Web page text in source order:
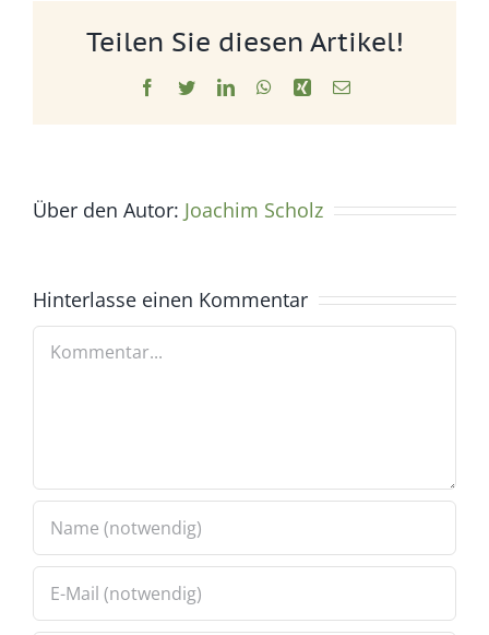
Teilen Sie diesen Artikel!
Facebook
TwitterLinkedInWhatsApp
Xing E-
Über den Autor: Joachim Scholz
Hinterlasse einen Kommentar
Kommentar